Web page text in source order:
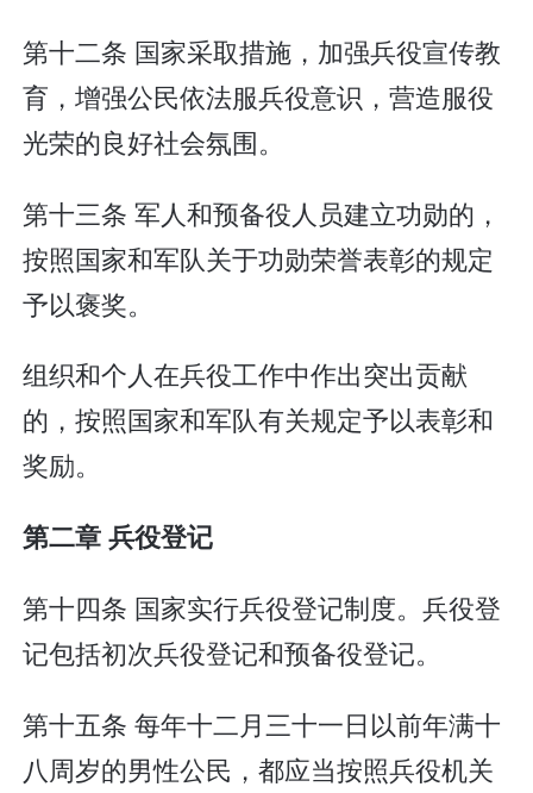
第十二条 国家采取措施，加强兵役宣传教
育，增强公民依法服兵役意识，营造服役
光荣的良好社会氛围。
第十三条 军人和预备役人员建立功勋的，
按照国家和军队关于功勋荣誉表彰的规定
予以褒奖。
组织和个人在兵役工作中作出突出贡献
的，按照国家和军队有关规定予以表彰和
奖励。
第二章 兵役登记
第十四条 国家实行兵役登记制度。兵役登
记包括初次兵役登记和预备役登记。
第十五条 每年十二月三十一日以前年满十
八周岁的男性公民，都应当按照兵役机关